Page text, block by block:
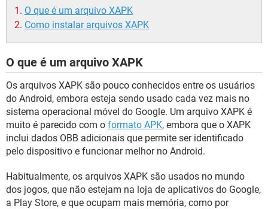
O que é um arquivo XAPK
Como instalar arquivos XAPK
O que é um arquivo XAPK
Os arquivos XAPK são pouco conhecidos entre os usuários
do Android, embora esteja sendo usado cada vez mais no
sistema operacional móvel do Google. Um arquivo XAPK é
muito é parecido com o formato APK, embora que o XAPK
inclui dados OBB adicionais que permite ser identificado
pelo dispositivo e funcionar melhor no Android.
Habitualmente, os arquivos XAPK são usados no mundo
dos jogos, que não estejam na loja de aplicativos do Google,
a Play Store, e que ocupam mais memória, como por